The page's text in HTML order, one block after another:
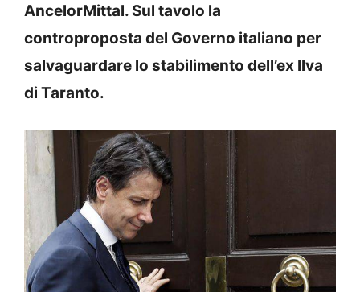
AncelorMittal. Sul tavolo la
controproposta del Governo italiano per
salvaguardare lo stabilimento dell’ex Ilva
di Taranto.